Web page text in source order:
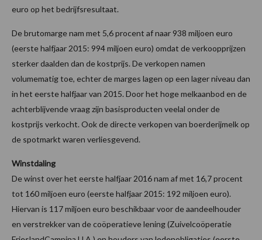
euro op het bedrijfsresultaat.
De brutomarge nam met 5,6 procent af naar 938 miljoen euro
(eerste halfjaar 2015: 994 miljoen euro) omdat de verkoopprijzen
sterker daalden dan de kostprijs. De verkopen namen
volumematig toe, echter de marges lagen op een lager niveau dan
in het eerste halfjaar van 2015. Door het hoge melkaanbod en de
achterblijvende vraag zijn basisproducten veelal onder de
kostprijs verkocht. Ook de directe verkopen van boerderijmelk op
de spotmarkt waren verliesgevend.
Winstdaling
De winst over het eerste halfjaar 2016 nam af met 16,7 procent
tot 160 miljoen euro (eerste halfjaar 2015: 192 miljoen euro).
Hiervan is 117 miljoen euro beschikbaar voor de aandeelhouder
en verstrekker van de coöperatieve lening (Zuivelcoöperatie